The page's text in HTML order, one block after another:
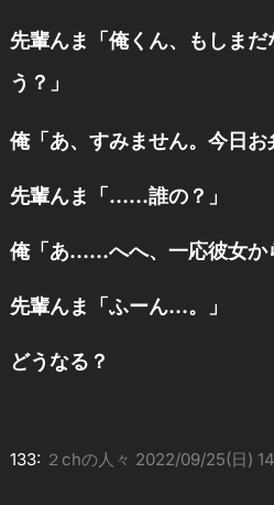
先輩んま「俺くん、もしま
う？」
俺「あ、すみません。今日
先輩んま「……誰の？」
俺「あ……へへ、一応彼女か
先輩んま「ふーん…。」
どうなる？
133: ２chの人々 2022/09/25(日)